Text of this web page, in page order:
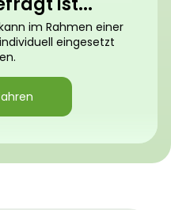
im Rahmen einer
eingesetzt